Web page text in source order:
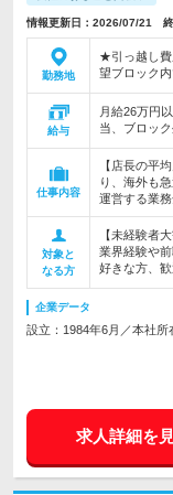
情報更新日：2026/07/21
勤務地
★引っ越し費
望ブロック
給与
月給26万円
当、ブロッ
仕事内容
【店長の平
り、海外も
運営する業務
対象と
なる方
【未経験者
業界経験や
好きな方、歓
企業データ
設立：1984年6月／本社所
求人詳細を